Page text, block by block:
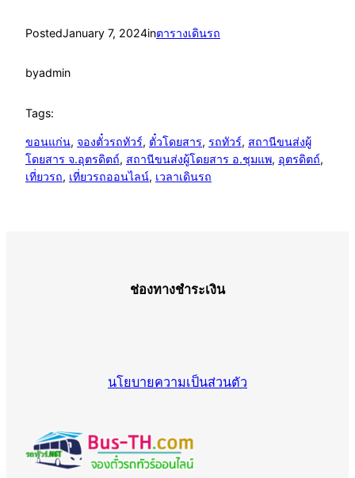
PostedJanuary 7, 2024inตารางเดินรถ
byadmin
Tags:
ขอนแก่น, จองตั๋วรถทัวร์, ตั๋วโดยสาร, รถทัวร์, สถานีขนส่งผู้
โดยสาร จ.อุตรดิตถ์, สถานีขนส่งผู้โดยสาร อ.ชุมแพ, อุตรดิตถ์
เที่ยวรถ, เที่ยวรถออนไลน์, เวลาเดินรถ
ช่องทางชำระเงิน
นโยบายความเป็นส่วนตัว